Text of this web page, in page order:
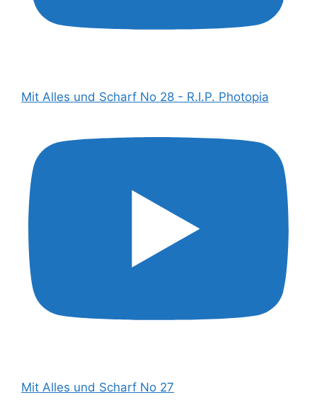
Mit Alles und Scharf No 28 - R.I.P. Photopia
Mit Alles und Scharf No 27